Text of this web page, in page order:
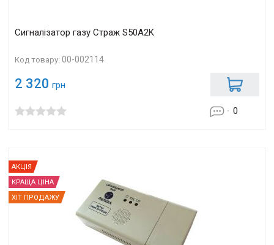
Сигналізатор газу Страж S50A2K
Код товару:00-002114
2 320 грн
0
АКЦІЯ
КРАЩА ЦІНА
ХІТ ПРОДАЖУ